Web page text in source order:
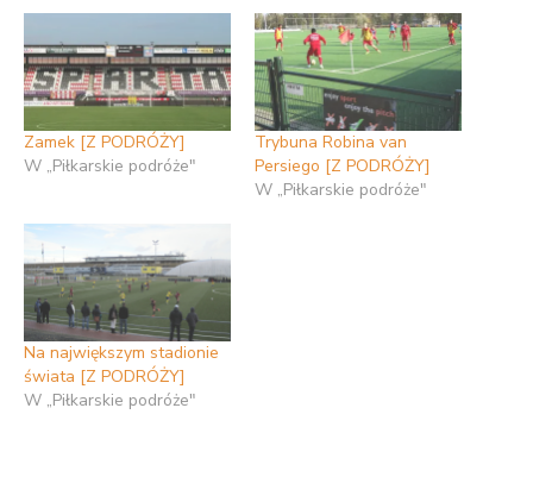
Zamek [Z PODRÓŻY]
W „Piłkarskie podróże"
Trybuna Robina van
Persiego [Z PODRÓŻY]
W „Piłkarskie podróże"
Na największym stadionie
świata [Z PODRÓŻY]
W „Piłkarskie podróże"